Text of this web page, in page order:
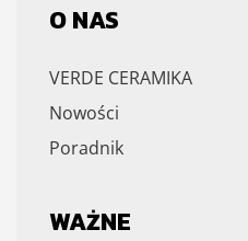
O NAS
VERDE CERAMIKA
Nowości
Poradnik
WAŻNE